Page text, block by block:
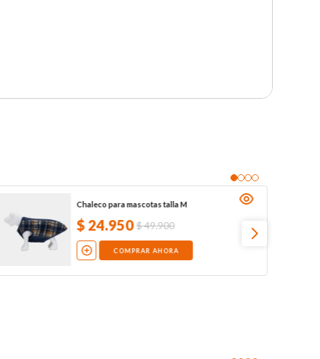
Chaleco para mascotas talla M
$24.950 $49.900
COMPRAR AHORA